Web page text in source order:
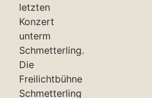
letzten
Konzert
unterm
Schmetterling.
Die
Freilichtbühne
Schmetterling